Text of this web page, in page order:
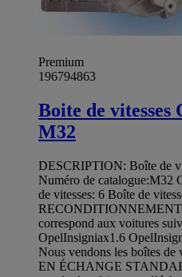
Premium
196794863
Boite de
M32
DESCRIPTION: Boîte de
Numéro de catalogue:M32
de vitesses: 6 Boîte de
RECONDITIONNEMENT
correspond aux voitures
OpelInsigniax1.6
Nous vendons les boîtes de
EN ÉCHANGE